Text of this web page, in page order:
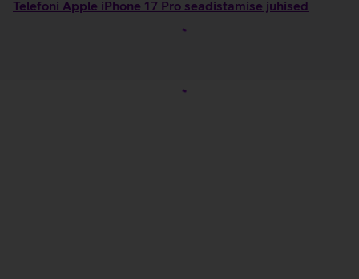
Telefoni Apple iPhone 17 Pro seadistamise juhised